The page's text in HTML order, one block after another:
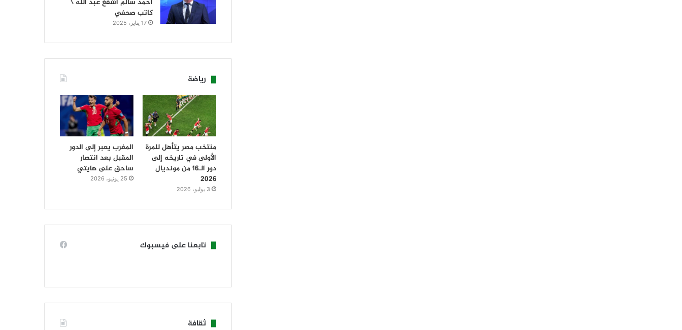
كاتب صحفي
17 يناير، 2025
رياضة
منتخب مصر يتأهل للمرة
الأولى في تاريخه إلى
دور الـ16 من مونديال
2026
3 يوليو، 2026
المغرب يعبر إلى الدور
المقبل بعد انتصار
ساحق على هايتي
25 يونيو، 2026
تابعنا على فيسبوك
ثقافة